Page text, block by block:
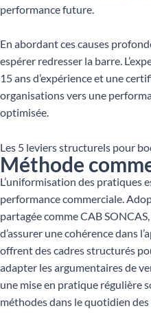
performance future.
En abordant ces causes
espérer redresser la barre.
15 ans d’expérience et une
organisations vers une
optimisée.
Les 5 leviers structurels pour
Méthode
L’uniformisation des pratiques
performance commerciale.
partagée comme CAB
d’assurer une cohérence dans
offrent des cadres structurés
adapter les argumentaires de
une mise en pratique régulière
méthodes dans le quotidien des